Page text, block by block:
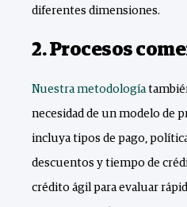
diferentes dimensiones.
2. Procesos
Nuestra metodología
necesidad de un modelo de
incluya tipos de pago,
descuentos y tiempo de
crédito ágil para evaluar